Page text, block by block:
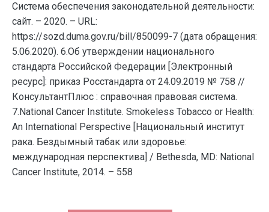
Система обеспечения законодательной деятельности:
сайт. – 2020. – URL:
https://sozd.duma.gov.ru/bill/850099-7 (дата обращения:
5.06.2020). 6.Об утверждении национального
стандарта Российской Федерации [Электронный
ресурс]: приказ Росстандарта от 24.09.2019 № 758 //
КонсультантПлюс : справочная правовая система.
7.National Cancer Institute. Smokeless Tobacco or Health:
An International Perspective [Национальный институт
рака. Бездымный табак или здоровье:
международная перспектива] / Bethesda, MD: National
Cancer Institute, 2014. – 558